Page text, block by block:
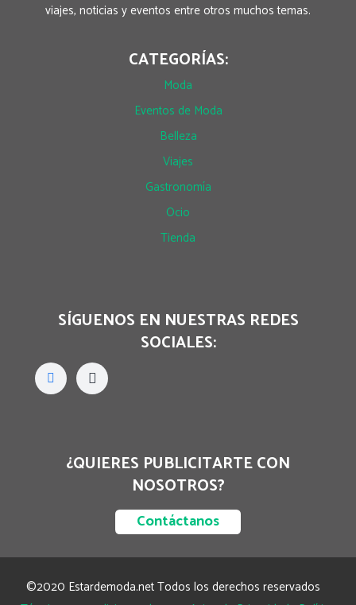
viajes, noticias y eventos entre otros muchos temas.
CATEGORÍAS:
Moda
Eventos de Moda
Belleza
Viajes
Gastronomía
Ocio
Tienda
SÍGUENOS EN NUESTRAS REDES
SOCIALES:
¿QUIERES PUBLICITARTE CON
NOSOTROS?
Contáctanos
©2020 Estardemoda.net Todos los derechos reservados